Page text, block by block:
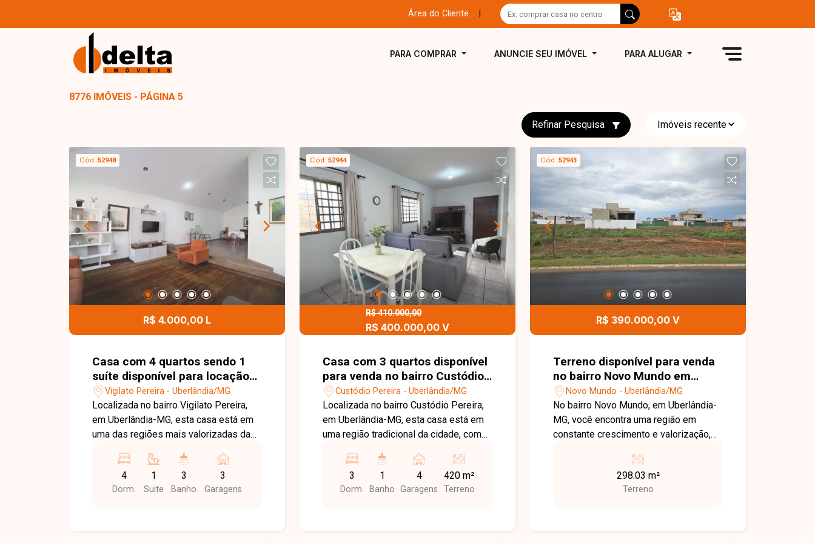
Área do Cliente
PARA COMPRAR ANUNCIE SEU IMÓVEL PARA ALUGAR
8776 IMÓVEIS - PÁGINA 5
Refinar Pesquisa
Cód. 52948
R$ 4.000,00 L
Casa com 4 quartos sendo 1
suíte disponível para locação
no bairro Vigilato Pereira em
Uberlândia-MG.
Vigilato Pereira - Uberlândia/MG
Localizada no bairro Vigilato Pereira,
em Uberlândia-MG, esta casa está em
uma das regiões mais valorizadas da
fácil acesso às principais vias e
proximidade com supermercados,
escolas, farmácias, restaurantes e
4
Dorm.
1
Suite
3
Banho
3
Garagens
Cód. 52944
R$ 410.000,00
R$ 400.000,00 V
Casa com 3 quartos disponível
para venda no bairro Custódio
Pereira em Uberlândia-MG
Custódio Pereira - Uberlândia/MG
Localizada no bairro Custódio Pereira,
em Uberlândia-MG, esta casa está em
uma região tradicional da cidade, com
às principais vias. Próxima a
supermercados, escolas, farmácias,
comércios e diversos serviços,
3
Dorm.
1
Banho
4
Garagens
420 m²
Terreno
Cód. 52943
R$ 390.000,00 V
Terreno disponível para venda
no bairro Novo Mundo em
Uberlândia MG
Novo Mundo - Uberlândia/MG
No bairro Novo Mundo, em Uberlândia-
MG, você encontra uma região em
constante crescimento e valorização,
acesso às principais avenidas da
cidade e grande potencial de
investimento, além de estar próxima a
298.03 m²
Terreno